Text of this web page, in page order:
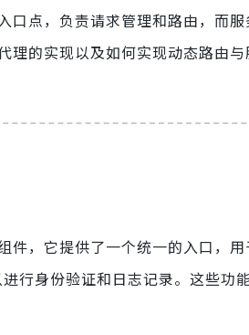
口点，负责请求管理和路由，而
理的实现以及如何实现动态路由
件，它提供了一个统一的入口，
行身份验证和日志记录。这些功